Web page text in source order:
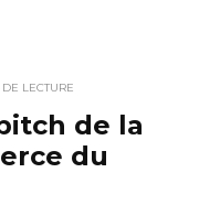
LECTURE
de la
du